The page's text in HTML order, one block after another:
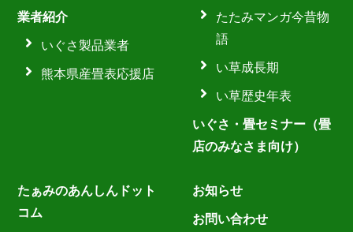
業者紹介
いぐさ製品業者
熊本県産畳表応援店
たたみマンガ今昔物
語
い草成長期
い草歴史年表
いぐさ・畳セミナー（畳
店のみなさま向け）
たぁみのあんしんドット
コム
お知らせ
お問い合わせ